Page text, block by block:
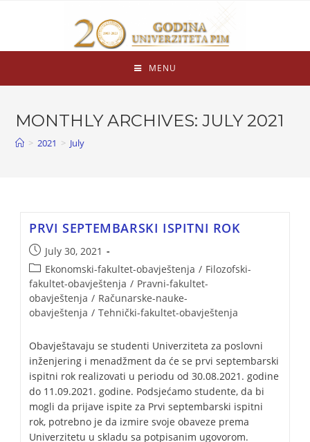
MENU
MONTHLY ARCHIVES: JULY 2021
> 2021 > July
PRVI SEPTEMBARSKI ISPITNI ROK
July 30, 2021
Ekonomski-fakultet-obavještenja / Filozofski-
fakultet-obavještenja / Pravni-fakultet-
obavještenja / Računarske-nauke-
obavještenja / Tehnički-fakultet-obavještenja
Obavještavaju se studenti Univerziteta za poslovni
inženjering i menadžment da će se prvi septembarski
ispitni rok realizovati u periodu od 30.08.2021. godine
do 11.09.2021. godine. Podsjećamo studente, da bi
mogli da prijave ispite za Prvi septembarski ispitni
rok, potrebno je da izmire svoje obaveze prema
Univerzitetu u skladu sa potpisanim ugovorom.